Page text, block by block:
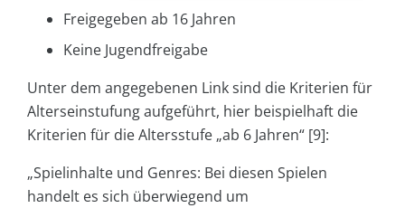
Freigegeben ab 16 Jahren
Keine Jugendfreigabe
Unter dem angegebenen Link sind die Kriterien für
Alterseinstufung aufgeführt, hier beispielhaft die
Kriterien für die Altersstufe „ab 6 Jahren“ [9]:
„Spielinhalte und Genres: Bei diesen Spielen
handelt es sich überwiegend um